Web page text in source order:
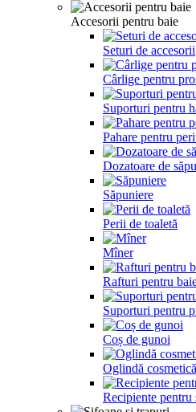
Accesorii pentru baie
Seturi de accesorii
Cârlige pentru
Suporturi pentru
Pahare pentru
Dozatoare de
Săpuniere
Perii de toaletă
Mîner
Rafturi pentru
Suporturi pentru
Coș de gunoi
Oglindă cosmetică
Recipiente pentru